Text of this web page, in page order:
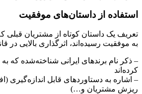
استفاده از داستان‌های موفقیت
تعریف یک داستان کوتاه از مشتریان قبلی
به موفقیت رسیده‌اند، اثرگذاری بالایی در
کرده‌اند
– اشاره به دستاوردهای قابل
ریزش مشتریان و…)